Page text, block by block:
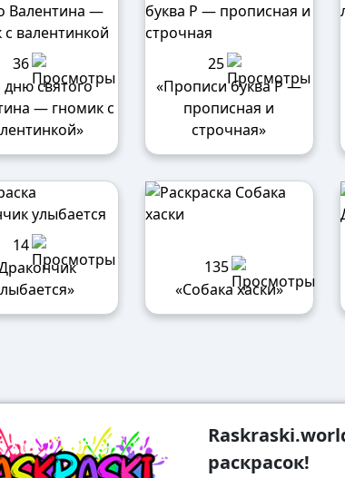
36
дню святого
— гномик с
25
«Прописи буква Р —
прописная и
строчная»
14
135
«Собака хаски»
раскрасок!